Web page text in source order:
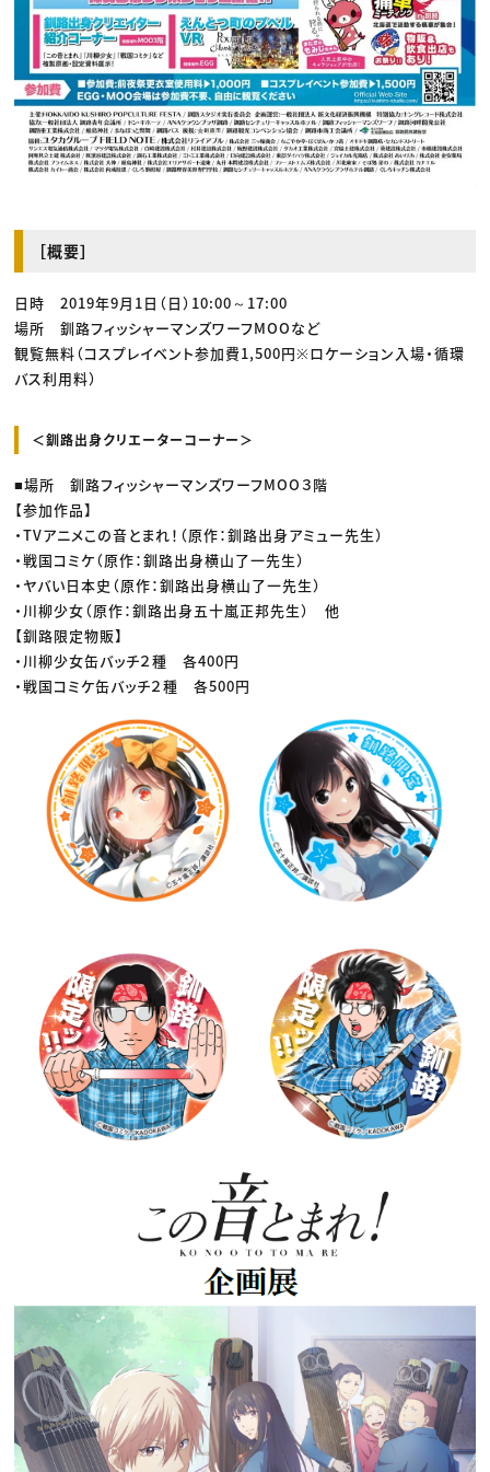
［概要］
日時 2019年9月1日（日）10:00～17:00
場所 釧路フィッシャーマンズワーフMOOなど
観覧無料（コスプレイベント参加費1,500円※ロケーション入場・循環
バス利用料）
＜釧路出身クリエーターコーナー＞
■場所 釧路フィッシャーマンズワーフMOO３階
【参加作品】
・TVアニメこの音とまれ！（原作：釧路出身アミュー先生）
・戦国コミケ（原作：釧路出身横山了一先生）
・ヤバい日本史（原作：釧路出身横山了一先生）
・川柳少女（原作：釧路出身五十嵐正邦先生） 他
【釧路限定物販】
・川柳少女缶バッチ２種 各400円
・戦国コミケ缶バッチ２種 各500円